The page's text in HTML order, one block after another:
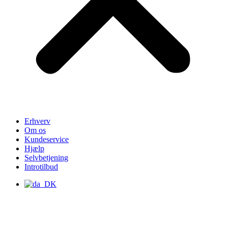
Erhverv
Om os
Kundeservice
Hjælp
Selvbetjening
Introtilbud